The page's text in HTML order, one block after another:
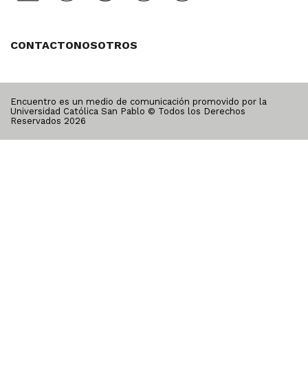
CONTACTONOSOTROS
Encuentro es un medio de comunicación promovido por la
Universidad Católica San Pablo © Todos los Derechos
Reservados 2026